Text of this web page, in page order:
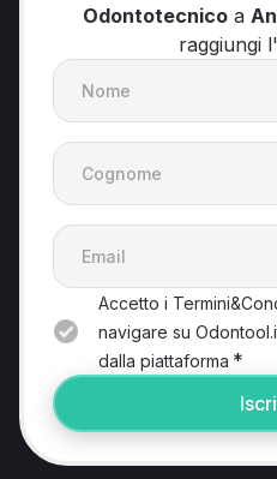
Odontotecnicoa
raggiungi
Accetto i
navigare su
dalla piattaforma *